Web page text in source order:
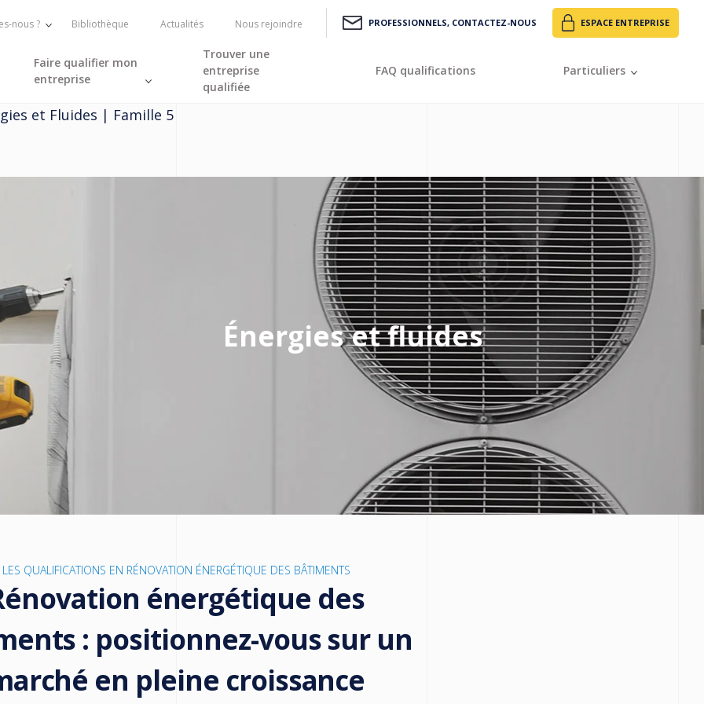
nous ? Bibliothèque Actualités Nous rejoindre PROFESSIONNELS, CONTACTEZ-NOUS ESPACE ENTREPRISE
Faire qualifier mon
entreprise
Trouver une
entreprise
qualifiée
FAQ qualifications Particuliers
et Fluides | Famille 5
Énergies et fluides
LES QUALIFICATIONS EN RÉNOVATION ÉNERGÉTIQUE DES BÂTIMENTS
énergétique des
: positionnez-vous sur un
en pleine croissance